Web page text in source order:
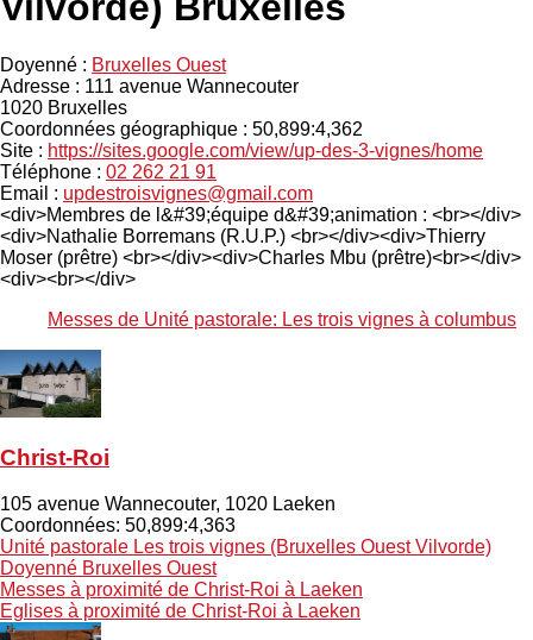
Doyenné : Bruxelles Ouest
Adresse : 111 avenue Wannecouter
1020 Bruxelles
Coordonnées géographique : 50,899:4,362
Site : https://sites.google.com/view/up-des-3-vignes/home
Téléphone : 02 262 21 91
Email : updestroisvignes@gmail.com
<div>Membres de l&#39;équipe d&#39;animation : <br></div>
<div>Nathalie Borremans (R.U.P.) <br></div><div>Thierry
Moser (prêtre) <br></div><div>Charles Mbu (prêtre)<br></div>
<div><br></div>
Messes de Unité pastorale: Les trois vignes à columbus
Christ-Roi
105 avenue Wannecouter, 1020 Laeken
Coordonnées: 50,899:4,363
Unité pastorale Les trois vignes (Bruxelles Ouest Vilvorde)
Doyenné Bruxelles Ouest
Messes à proximité de Christ-Roi à Laeken
Eglises à proximité de Christ-Roi à Laeken